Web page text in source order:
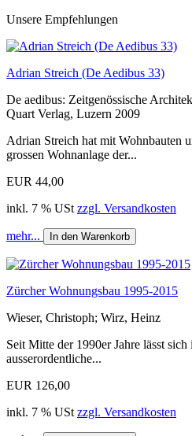
Unsere Empfehlungen
Adrian Streich (De Aedibus 33)
De aedibus: Zeitgenössische
Quart Verlag, Luzern 2009
Adrian Streich hat mit Wohnbauten
grossen Wohnanlage der...
EUR 44,00
inkl. 7 % USt zzgl. Versandkosten
mehr... In den Warenkorb
Zürcher Wohnungsbau 1995-2015
Wieser, Christoph; Wirz, Heinz
Seit Mitte der 1990er Jahre lässt
ausserordentliche...
EUR 126,00
inkl. 7 % USt zzgl. Versandkosten